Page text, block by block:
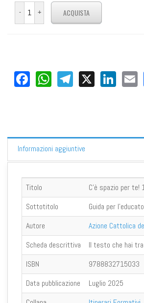
Facebook
WhatsApp
Telegram
X
Informazioni aggiuntive
Titolo
C'è spazio per te!
Sottotitolo
Guida per
Autore
Azione Cattolica
Scheda descrittiva
Il testo che hai tra
ISBN
9788832715033
Data pubblicazione
Luglio 2025